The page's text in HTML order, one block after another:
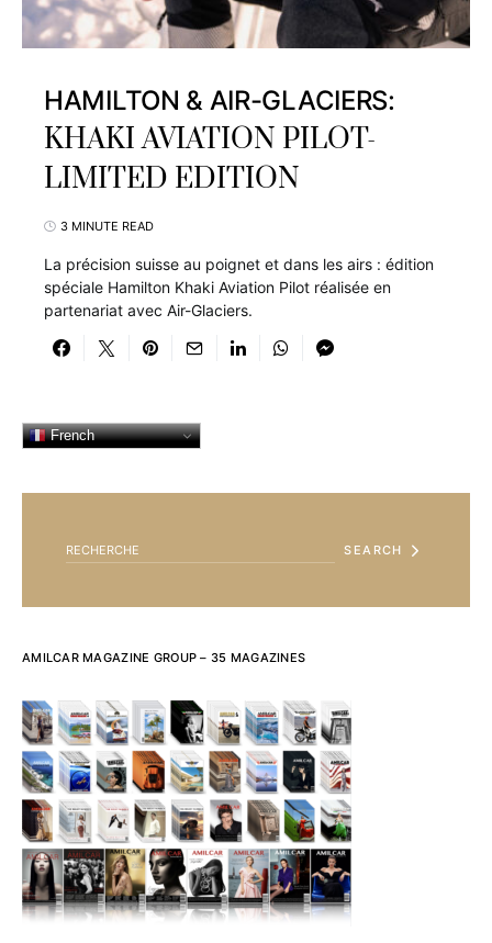
HAMILTON & AIR-GLACIERS:
KHAKI AVIATION PILOT-
LIMITED EDITION
3 MINUTE READ
La précision suisse au poignet et dans les airs : édition
spéciale Hamilton Khaki Aviation Pilot réalisée en
partenariat avec Air-Glaciers.
French
SEARCH
AMILCAR MAGAZINE GROUP – 35 MAGAZINES